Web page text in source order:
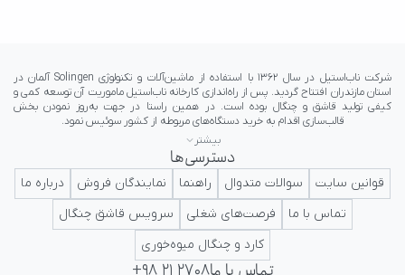
ایرانی در کلاس جهانی تداعی کننده اعتبار و پرستیژ برای ایرانیان باشد.
بیشتر
دسترسی‌ها
قوانین سایت سوالات متدوال راهنما نمایندگان فروش
درباره ما
تماس با ما
فرصت‌های شغلی
سرویس قاشق چنگال
کارد و چنگال میوه‌خوری